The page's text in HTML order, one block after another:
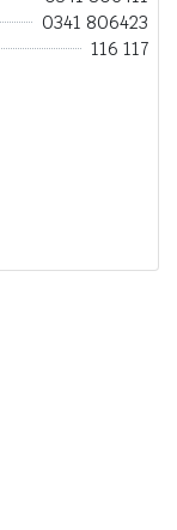
0341 806423
116 117